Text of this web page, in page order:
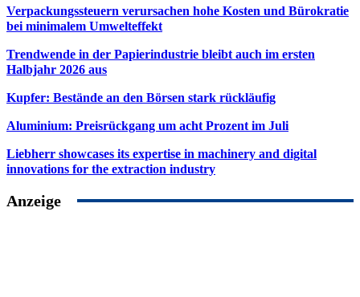
Verpackungssteuern verursachen hohe Kosten und Bürokratie
bei minimalem Umwelteffekt
Trendwende in der Papierindustrie bleibt auch im ersten
Halbjahr 2026 aus
Kupfer: Bestände an den Börsen stark rückläufig
Aluminium: Preisrückgang um acht Prozent im Juli
Liebherr showcases its expertise in machinery and digital
innovations for the extraction industry
Anzeige